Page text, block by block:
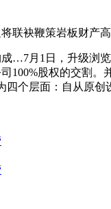
袂鞭策岩板财产高
月1日，升级浏
100%股权的交割
四个层面：自从原